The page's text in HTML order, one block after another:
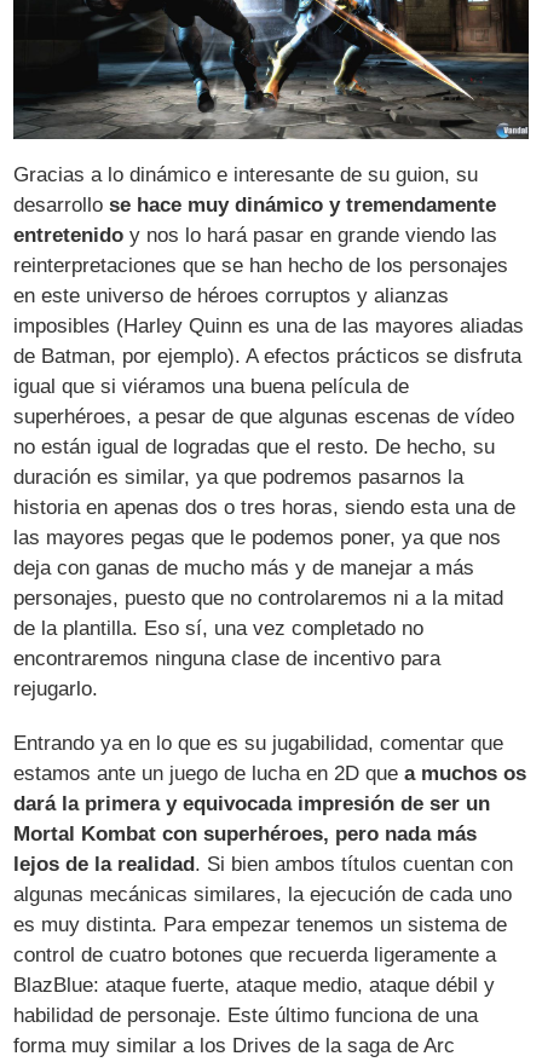
Gracias a lo dinámico e interesante de su guion, su
desarrollose hace muy dinámico y tremendamente
entretenido y nos lo hará pasar en grande viendo las
reinterpretaciones que se han hecho de los personajes
en este universo de héroes corruptos y alianzas
imposibles (Harley Quinn es una de las mayores aliadas
de Batman, por ejemplo). A efectos prácticos se disfruta
igual que si viéramos una buena película de
superhéroes, a pesar de que algunas escenas de vídeo
no están igual de logradas que el resto. De hecho, su
duración es similar, ya que podremos pasarnos la
historia en apenas dos o tres horas, siendo esta una de
las mayores pegas que le podemos poner, ya que nos
deja con ganas de mucho más y de manejar a más
personajes, puesto que no controlaremos ni a la mitad
de la plantilla. Eso sí, una vez completado no
encontraremos ninguna clase de incentivo para
rejugarlo.
Entrando ya en lo que es su jugabilidad, comentar que
estamos ante un juego de lucha en 2D quea muchos os
dará la primera y equivocada impresión de ser un
Mortal Kombat con superhéroes, pero nada más
lejos de la realidad. Si bien ambos títulos cuentan con
algunas mecánicas similares, la ejecución de cada uno
es muy distinta. Para empezar tenemos un sistema de
control de cuatro botones que recuerda ligeramente a
BlazBlue: ataque fuerte, ataque medio, ataque débil y
habilidad de personaje. Este último funciona de una
forma muy similar a los Drives de la saga de Arc